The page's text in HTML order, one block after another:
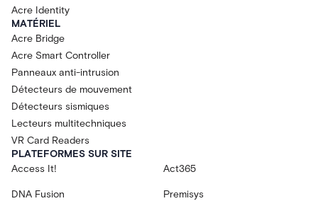
Acre Identity
MATÉRIEL
Acre Bridge
Acre Smart Controller
Panneaux anti-intrusion
Détecteurs de mouvement
Détecteurs sismiques
Lecteurs multitechniques
VR Card Readers
PLATEFORMES SUR SITE
Access It!
Act365
DNA Fusion Premisys